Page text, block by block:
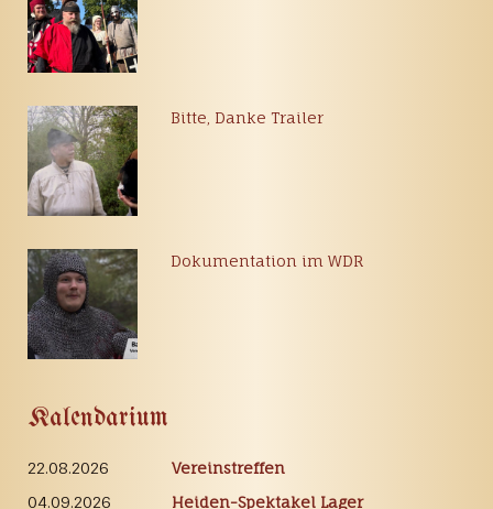
Bitte, Danke Trailer
Dokumentation im WDR
Kalendarium
22.08.2026
Vereinstreffen
04.09.2026
Heiden-Spektakel Lager